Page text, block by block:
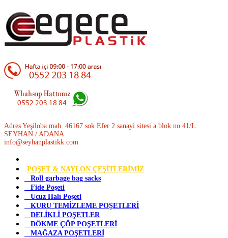
Adres Yeşiloba mah. 46167 sok Efer 2 sanayi sitesi a blok no 41/L
SEYHAN / ADANA
info@seyhanplastikk.com
POŞET & NAYLON ÇEŞİTLERİMİZ
Roll garbage bag sacks
Fide Poşeti
Ucuz Halı Poşeti
KURU TEMİZLEME POŞETLERİ
DELİKLİ POŞETLER
DÖKME ÇÖP POŞETLERİ
MAĞAZA POŞETLERİ